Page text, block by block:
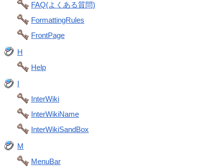
FAQ(よくある質問)
FormattingRules
FrontPage
H
Help
I
InterWiki
InterWikiName
InterWikiSandBox
M
MenuBar